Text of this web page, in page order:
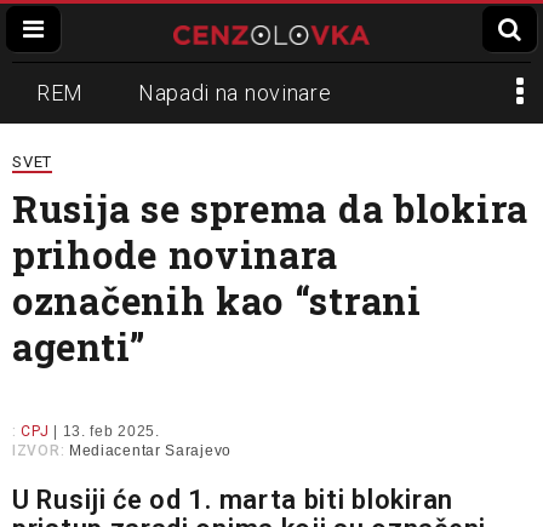
REM Napadi na novinare
Zvučni top
Propaganda Lokalni mediji
Informer Slavko Ćuruvija
SVET
Rusija se sprema da blokira
prihode novinara
označenih kao “strani
agenti”
: CPJ
| 13. feb 2025.
IZVOR: Mediacentar Sarajevo
U Rusiji će od 1. marta biti blokiran